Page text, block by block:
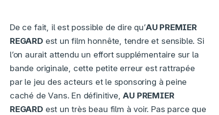
De ce fait, il est possible de dire qu’AU PREMIER
REGARDest un film honnête, tendre et sensible. Si
l’on aurait attendu un effort supplémentaire sur la
bande originale, cette petite erreur est rattrapée
par le jeu des acteurs et le sponsoring à peine
caché de Vans. En définitive,AU PREMIER
REGARDest un très beau film à voir. Pas parce que